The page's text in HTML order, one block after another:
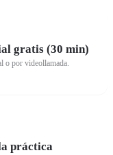
gratis (30 min)
o por videollamada.
práctica